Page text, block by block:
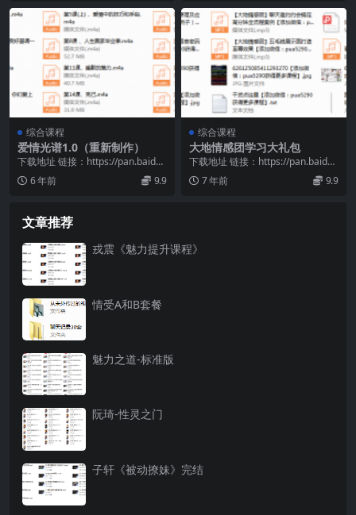
综合课程
爱情光谱1.0（重新制作）
下载地址 链接：https://pan.baidu.
com/s/1NjA2JNx...
6 年前 9.9
综合课程
大地情感团学习大礼包
下载地址 链接：https://pan.baidu.
com/s/102OsGXb...
7 年前 9.9
文章推荐
戎震《魅力提升课程》
情受A和B套餐
魅力之道-标准版
阮琦-性灵之门
子轩《被动撩妹》完结